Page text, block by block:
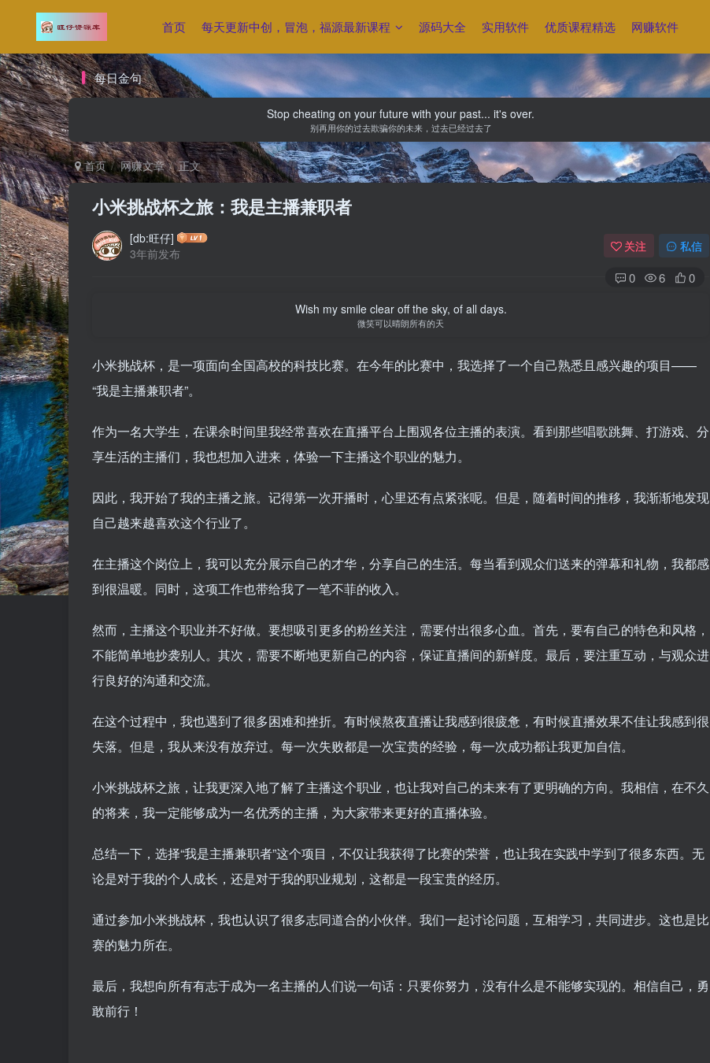
首页 每天更新中创，冒泡，福源最新课程 源码大全 实用软件 优质课程精选 网赚软件
每日金句
Stop cheating on your future with your past... it's over.
别再用你的过去欺骗你的未来，过去已经过去了
首页 网赚文章 正文
小米挑战杯之旅：我是主播兼职者
[db:旺仔]
3年前发布
关注 私信
0 6 0
Wish my smile clear off the sky, of all days.
微笑可以晴朗所有的天
小米挑战杯，是一项面向全国高校的科技比赛。在今年的比赛中，我选择了一个自己熟悉且感兴趣的项目——
“我是主播兼职者”。
作为一名大学生，在课余时间里我经常喜欢在直播平台上围观各位主播的表演。看到那些唱歌跳舞、打游戏、分
享生活的主播们，我也想加入进来，体验一下主播这个职业的魅力。
因此，我开始了我的主播之旅。记得第一次开播时，心里还有点紧张呢。但是，随着时间的推移，我渐渐地发现
自己越来越喜欢这个行业了。
在主播这个岗位上，我可以充分展示自己的才华，分享自己的生活。每当看到观众们送来的弹幕和礼物，我都感
到很温暖。同时，这项工作也带给我了一笔不菲的收入。
然而，主播这个职业并不好做。要想吸引更多的粉丝关注，需要付出很多心血。首先，要有自己的特色和风格，
不能简单地抄袭别人。其次，需要不断地更新自己的内容，保证直播间的新鲜度。最后，要注重互动，与观众进
行良好的沟通和交流。
在这个过程中，我也遇到了很多困难和挫折。有时候熬夜直播让我感到很疲惫，有时候直播效果不佳让我感到很
失落。但是，我从来没有放弃过。每一次失败都是一次宝贵的经验，每一次成功都让我更加自信。
小米挑战杯之旅，让我更深入地了解了主播这个职业，也让我对自己的未来有了更明确的方向。我相信，在不久
的将来，我一定能够成为一名优秀的主播，为大家带来更好的直播体验。
总结一下，选择“我是主播兼职者”这个项目，不仅让我获得了比赛的荣誉，也让我在实践中学到了很多东西。无
论是对于我的个人成长，还是对于我的职业规划，这都是一段宝贵的经历。
通过参加小米挑战杯，我也认识了很多志同道合的小伙伴。我们一起讨论问题，互相学习，共同进步。这也是比
赛的魅力所在。
最后，我想向所有有志于成为一名主播的人们说一句话：只要你努力，没有什么是不能够实现的。相信自己，勇
敢前行！